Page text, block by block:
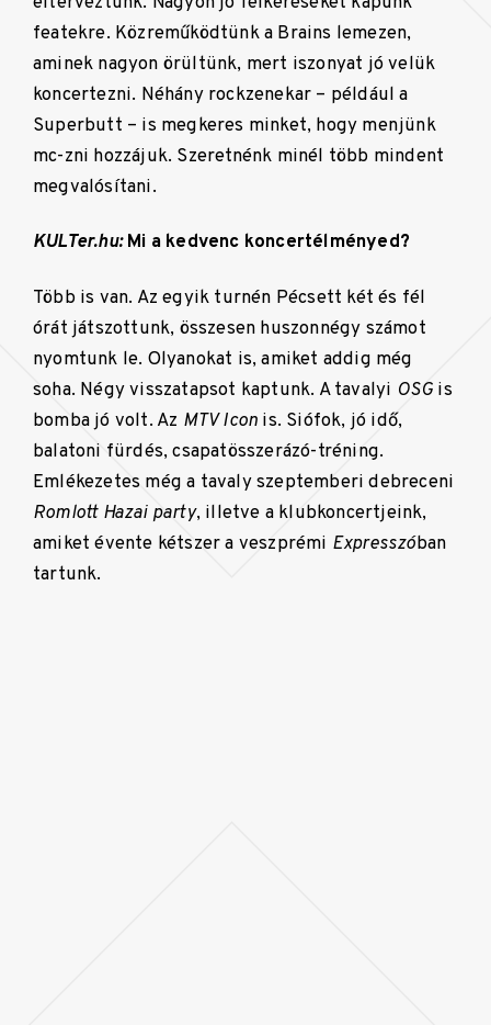
featekre. Közreműködtünk a Brains lemezen,
aminek nagyon örültünk, mert iszonyat jó velük
koncertezni. Néhány rockzenekar – például a
Superbutt – is megkeres minket, hogy menjünk
mc-zni hozzájuk. Szeretnénk minél több mindent
megvalósítani.
KULTer.hu:Mi a kedvenc koncertélményed?
Több is van. Az egyik turnén Pécsett két és fél
órát játszottunk, összesen huszonnégy számot
nyomtunk le. Olyanokat is, amiket addig még
soha. Négy visszatapsot kaptunk. A tavalyi OSG is
bomba jó volt. Az MTV Icon is. Siófok, jó idő,
balatoni fürdés, csapatösszerázó-tréning.
Emlékezetes még a tavaly szeptemberi debreceni
Romlott Hazai party, illetve a klubkoncertjeink,
amiket évente kétszer a veszprémi Expresszóban
tartunk.